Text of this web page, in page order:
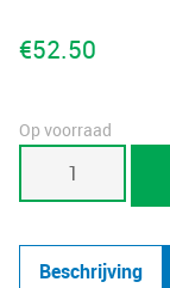
€52.50
Op voorraad
Beschrijving